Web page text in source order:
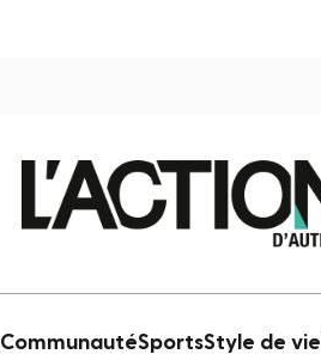
CommunautéSportsStyle de vie